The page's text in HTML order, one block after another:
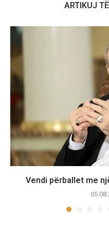
ARTIKUJ
Vendi përballet me